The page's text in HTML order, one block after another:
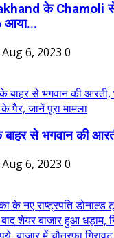
के Chamoli
आया...
Aug 6, 2023 0
बाहर से भगवान की
Aug 6, 2023 0